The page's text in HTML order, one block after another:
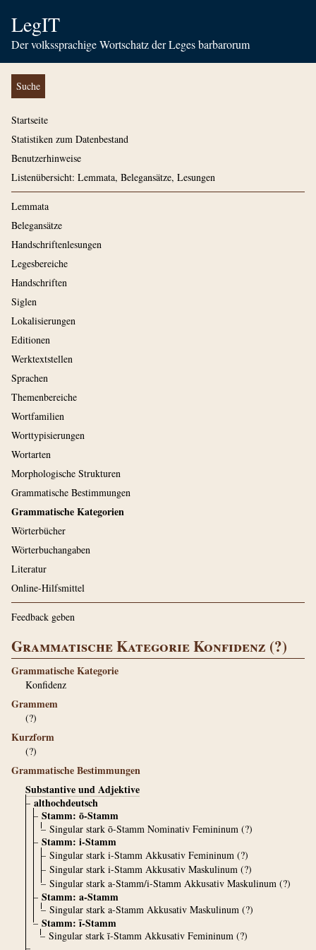
LegIT
Der volkssprachige Wortschatz der Leges barbarorum
Suche
Startseite
Statistiken zum Datenbestand
Benutzerhinweise
Listenübersicht: Lemmata, Belegansätze, Lesungen
Lemmata
Belegansätze
Handschriftenlesungen
Legesbereiche
Handschriften
Siglen
Lokalisierungen
Editionen
Werktextstellen
Sprachen
Themenbereiche
Wortfamilien
Worttypisierungen
Wortarten
Morphologische Strukturen
Grammatische Bestimmungen
Grammatische Kategorien
Wörterbücher
Wörterbuchangaben
Literatur
Online-Hilfsmittel
Feedback geben
Grammatische Kategorie Konfidenz (?)
Grammatische Kategorie
Konfidenz
Grammem
(?)
Kurzform
(?)
Grammatische Bestimmungen
Substantive und Adjektive
althochdeutsch
Stamm: ō-Stamm
Singular stark ō-Stamm Nominativ Femininum (?)
Stamm: i-Stamm
Singular stark i-Stamm Akkusativ Femininum (?)
Singular stark i-Stamm Akkusativ Maskulinum (?)
Singular stark a-Stamm/i-Stamm Akkusativ Maskulinum (?)
Stamm: a-Stamm
Singular stark a-Stamm Akkusativ Maskulinum (?)
Stamm: ī-Stamm
Singular stark ī-Stamm Akkusativ Femininum (?)